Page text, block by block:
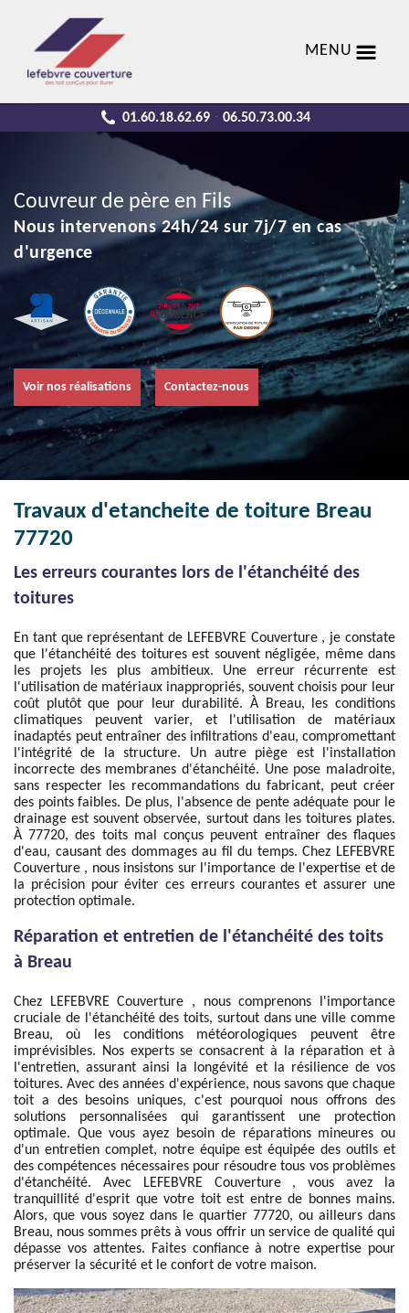
MENU
01.60.18.62.69 - 06.50.73.00.34
Couvreur de père en Fils
Nous intervenons 24h/24 sur 7j/7 en cas
d'urgence
Voir nos réalisations Contactez-nous
Travaux d'etancheite de toiture Breau
77720
Les erreurs courantes lors de l'étanchéité des
toitures
En tant que représentant de LEFEBVRE Couverture , je constate
que l'étanchéité des toitures est souvent négligée, même dans
les projets les plus ambitieux. Une erreur récurrente est
l'utilisation de matériaux inappropriés, souvent choisis pour leur
coût plutôt que pour leur durabilité. À Breau, les conditions
climatiques peuvent varier, et l'utilisation de matériaux
inadaptés peut entraîner des infiltrations d'eau, compromettant
l'intégrité de la structure. Un autre piège est l'installation
incorrecte des membranes d'étanchéité. Une pose maladroite,
sans respecter les recommandations du fabricant, peut créer
des points faibles. De plus, l'absence de pente adéquate pour le
drainage est souvent observée, surtout dans les toitures plates.
À 77720, des toits mal conçus peuvent entraîner des flaques
d'eau, causant des dommages au fil du temps. Chez LEFEBVRE
Couverture , nous insistons sur l'importance de l'expertise et de
la précision pour éviter ces erreurs courantes et assurer une
protection optimale.
Réparation et entretien de l'étanchéité des toits
à Breau
Chez LEFEBVRE Couverture , nous comprenons l'importance
cruciale de l'étanchéité des toits, surtout dans une ville comme
Breau, où les conditions météorologiques peuvent être
imprévisibles. Nos experts se consacrent à la réparation et à
l'entretien, assurant ainsi la longévité et la résilience de vos
toitures. Avec des années d'expérience, nous savons que chaque
toit a des besoins uniques, c'est pourquoi nous offrons des
solutions personnalisées qui garantissent une protection
optimale. Que vous ayez besoin de réparations mineures ou
d'un entretien complet, notre équipe est équipée des outils et
des compétences nécessaires pour résoudre tous vos problèmes
d'étanchéité. Avec LEFEBVRE Couverture , vous avez la
tranquillité d'esprit que votre toit est entre de bonnes mains.
Alors, que vous soyez dans le quartier 77720, ou ailleurs dans
Breau, nous sommes prêts à vous offrir un service de qualité qui
dépasse vos attentes. Faites confiance à notre expertise pour
préserver la sécurité et le confort de votre maison.